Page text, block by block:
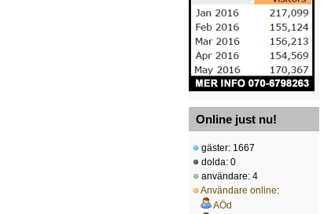
Online just nu!
gäster: 1667
dolda: 0
användare: 4
Användare online:
AÖd